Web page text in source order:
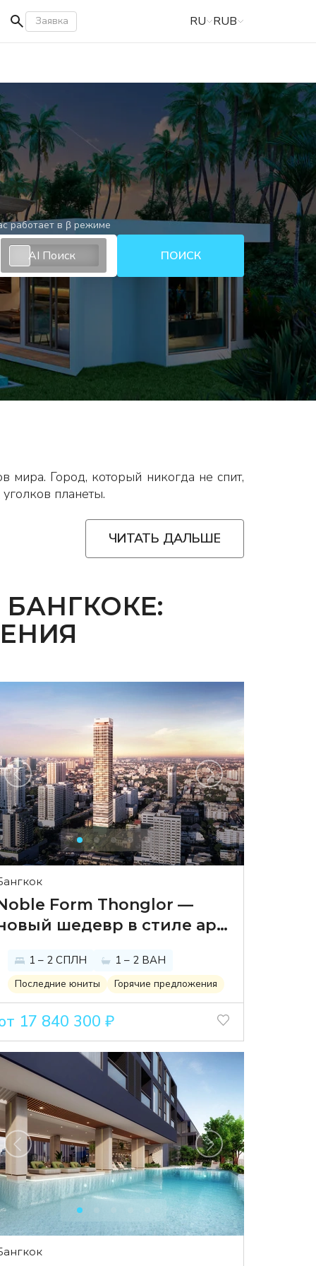
Заявка RU RUB
AI Поиск
работает в β режиме
ПОИСК
мира. Город, который никогда не спит,
планеты.
ЧИТАТЬ ДАЛЬШЕ
Form Thonglor —
шедевр в стиле ар-
в центре Тонглора
1 – 2 СПЛН 1 – 2 ВАН
Последние юниты Горячие предложения
17 840 300 ₽